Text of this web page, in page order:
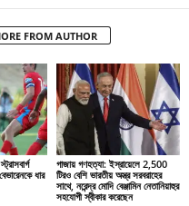
FROM AUTHOR
ধার
গাজায় গণহত্যা: ইস্রায়েলে 2,500
টিরও বেশি ভারতীয় অস্ত্র সরবরাহের
সাথে, নরেন্দ্র মোদি বেঞ্জামিন নেতানিয়াহুর
সহযোগী স্বীকার করেছেন